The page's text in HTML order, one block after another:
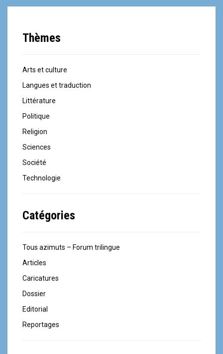
Thèmes
Arts et culture
Langues et traduction
Littérature
Politique
Religion
Sciences
Société
Technologie
Catégories
Tous azimuts – Forum trilingue
Articles
Caricatures
Dossier
Editorial
Reportages